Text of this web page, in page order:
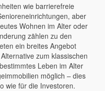
wie barrierefreie
aber
Wohnen im Alter oder
zählen zu den
ein breites Angebot
zum klassischen
Leben im Alter
möglich – dies
wie für die Investoren.